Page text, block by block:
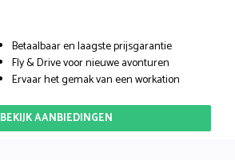
Betaalbaar en laagste prijsgarantie
Fly & Drive voor nieuwe avonturen
Ervaar het gemak van een workation
BEKIJK AANBIEDINGEN